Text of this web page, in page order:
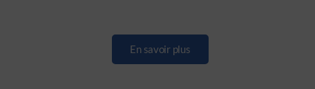
En savoir plus